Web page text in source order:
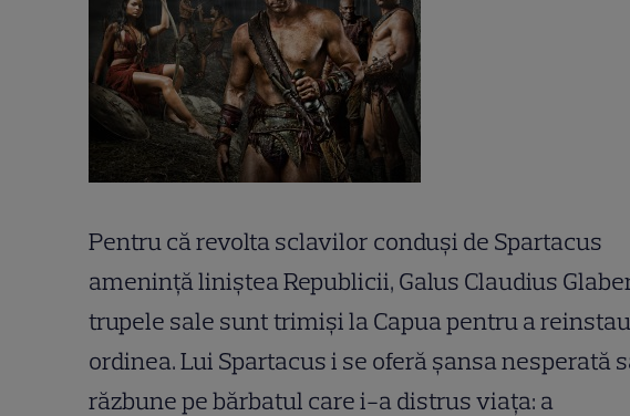
Pentru că revolta sclavilor conduşi de Spartacus
ameninţă liniştea Republicii, Galus Claudius
trupele sale sunt trimişi la Capua pentru a
ordinea. Lui Spartacus i se oferă şansa nesperată
răzbune pe bărbatul care i-a distrus viaţa: a